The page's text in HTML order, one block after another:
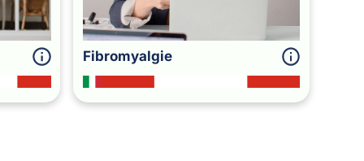
Fibromyalgie